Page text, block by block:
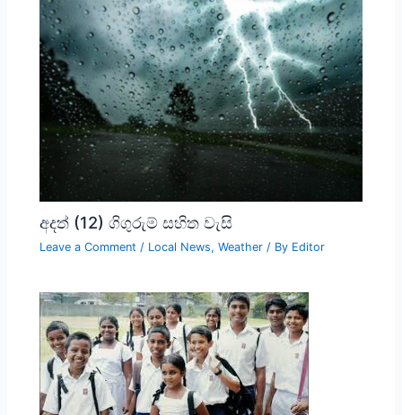
අදත් (12) ගිගුරුම් සහිත වැසි
Leave a Comment / Local News,Weather / By Editor